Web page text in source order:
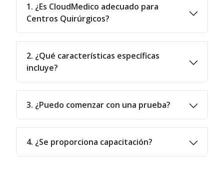
1. ¿Es CloudMedico adecuado para
Centros Quirúrgicos?
2. ¿Qué características específicas
incluye?
3. ¿Puedo comenzar con una prueba?
4. ¿Se proporciona capacitación?